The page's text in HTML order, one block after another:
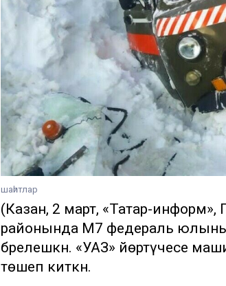
шаһитлар
(Казан, 2 март, «Татар-информ»,
районында М7 федераль
бәрелешкән. «УАЗ» йөртүчесе
төшеп киткән.